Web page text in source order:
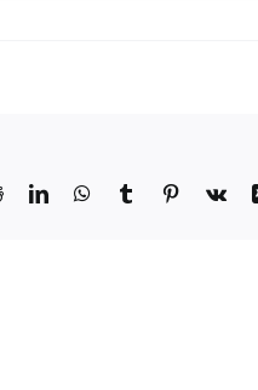
Reddit LinkedInWhatsApp
TumblrPinterest
Vk